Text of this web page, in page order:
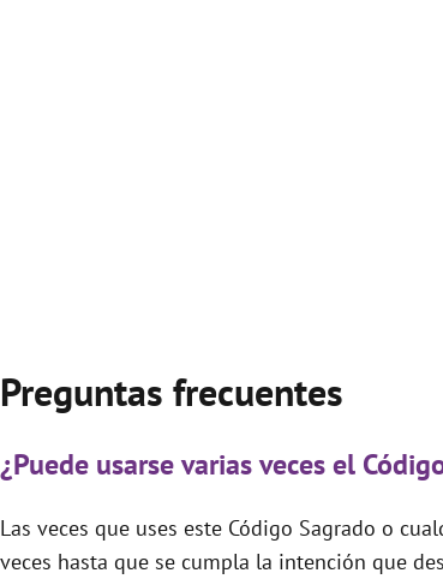
Preguntas frecuentes
¿Puede usarse varias veces el
Las veces que uses este Código Sagrado o
veces hasta que se cumpla la intención que